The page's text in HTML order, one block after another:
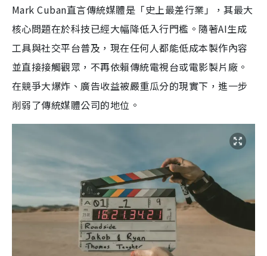
Mark Cuban直言傳統媒體是「史上最差行業」，其最大
核心問題在於科技已經大幅降低入行門檻。隨著AI生成
工具與社交平台普及，現在任何人都能低成本製作內容
並直接接觸觀眾，不再依賴傳統電視台或電影製片廠。
在競爭大爆炸、廣告收益被嚴重瓜分的現實下，進一步
削弱了傳統媒體公司的地位。